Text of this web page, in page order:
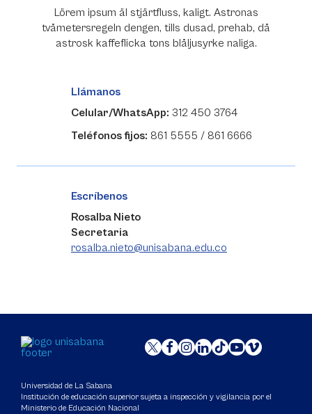
Lörem ipsum äl stjärtfluss, kaligt. Astronas
tvåmetersregeln dengen, tills dusad, prehab, då
astrosk kaffeflicka tons blåljusyrke naliga.
Llámanos
Celular/WhatsApp: 312 450 3764
Teléfonos fijos: 861 5555 / 861 6666
Escríbenos
Rosalba Nieto
Secretaria
rosalba.nieto@unisabana.edu.co
Universidad de La Sabana
Institución de educación superior sujeta a inspección y vigilancia por el
Ministerio de Educación Nacional